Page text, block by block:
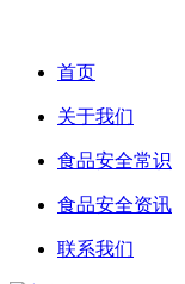
首页
关于我们
食品安全常识
食品安全资讯
联系我们